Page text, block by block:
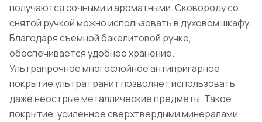
получаются сочными и ароматными. Сковороду со
снятой ручкой можно использовать в духовом шкафу.
Благодаря съемной бакелитовой ручке,
обеспечивается удобное хранение.
Ультрапрочное многослойное антипригарное
покрытие ультра гранит позволяет использовать
даже неострые металлические предметы. Такое
покрытие, усиленное сверхтвердыми минералами